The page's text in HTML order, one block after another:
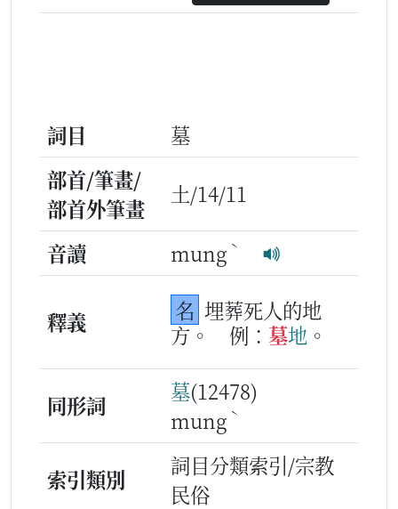
詞目
墓
部首/筆畫/
部首外筆畫
土/14/11
音讀 mung ˋ
釋義 名 埋葬死人的地
方。
例： 墓地 。
同形詞 墓(12478)
mung ˋ
索引類別
詞目分類索引/宗教
民俗